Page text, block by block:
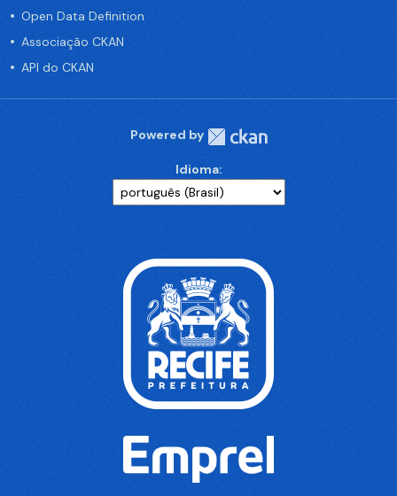
Open Data Definition
Associação CKAN
API do CKAN
Powered by
Idioma